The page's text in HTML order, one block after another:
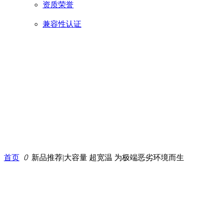
资质荣誉
兼容性认证
首页 ꄲ 新品推荐|大容量 超宽温 为极端恶劣环境而生